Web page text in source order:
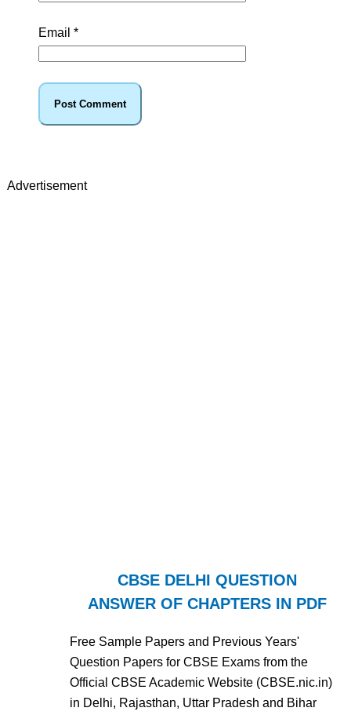
Email *
Advertisement
CBSE DELHI QUESTION
ANSWER OF CHAPTERS IN PDF
Free Sample Papers and Previous Years'
Question Papers for CBSE Exams from the
Official CBSE Academic Website (CBSE.nic.in)
in Delhi, Rajasthan, Uttar Pradesh and Bihar